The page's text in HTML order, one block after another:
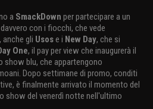
a SmackDown per partecipare a un
con i fiocchi, che vede
, anche gli Usose i New Day, che si
One, il pay per view che inaugurerà il
show blu, che appartengono
Dopo settimane di promo, conditi
è finalmente arrivato il momento del
show del venerdì notte nell'ultimo